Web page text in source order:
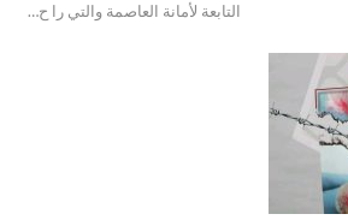
التابعة لأمانة العاصمة والتي را ح…